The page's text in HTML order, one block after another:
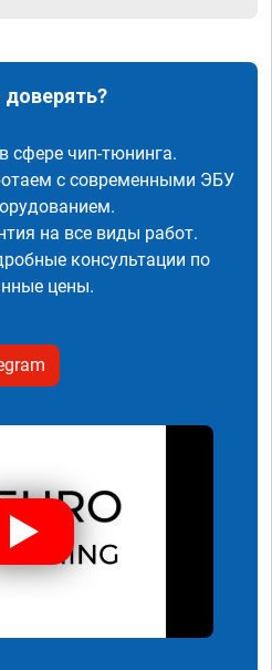
сфере чип-тюнинга.
с современными ЭБУ
на все виды работ.
консультации по
цены.